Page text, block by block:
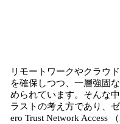
リモートワークやクラウ
を確保しつつ、一層強固
められています。そんな
ラストの考え方であり、
ero Trust Network Access